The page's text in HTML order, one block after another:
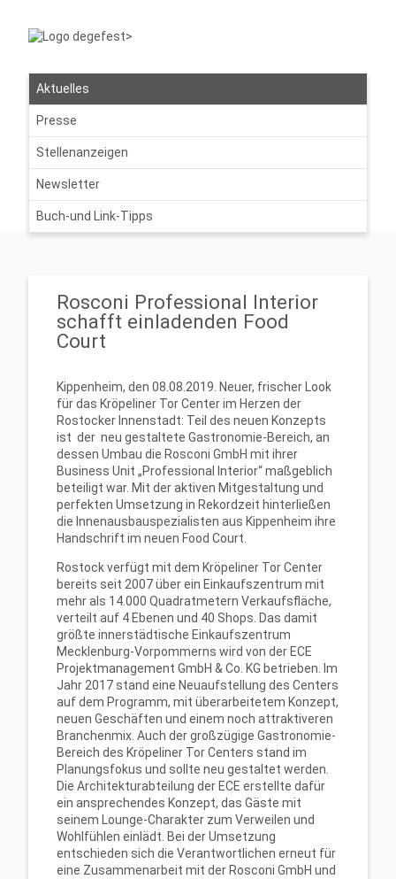
Aktuelles
Presse
Stellenanzeigen
Newsletter
Buch-und Link-Tipps
Rosconi Professional Interior
schafft einladenden Food
Court
Kippenheim, den 08.08.2019. Neuer, frischer Look
für das Kröpeliner Tor Center im Herzen der
Rostocker Innenstadt: Teil des neuen Konzepts
ist der neu gestaltete Gastronomie-Bereich, an
dessen Umbau die Rosconi GmbH mit ihrer
Business Unit „Professional Interior“ maßgeblich
beteiligt war. Mit der aktiven Mitgestaltung und
perfekten Umsetzung in Rekordzeit hinterließen
die Innenausbauspezialisten aus Kippenheim ihre
Handschrift im neuen Food Court.
Rostock verfügt mit dem Kröpeliner Tor Center
bereits seit 2007 über ein Einkaufszentrum mit
mehr als 14.000 Quadratmetern Verkaufsfläche,
verteilt auf 4 Ebenen und 40 Shops. Das damit
größte innerstädtische Einkaufszentrum
Mecklenburg-Vorpommerns wird von der ECE
Projektmanagement GmbH & Co. KG betrieben. Im
Jahr 2017 stand eine Neuaufstellung des Centers
auf dem Programm, mit überarbeitetem Konzept,
neuen Geschäften und einem noch attraktiveren
Branchenmix. Auch der großzügige Gastronomie-
Bereich des Kröpeliner Tor Centers stand im
Planungsfokus und sollte neu gestaltet werden.
Die Architekturabteilung der ECE erstellte dafür
ein ansprechendes Konzept, das Gäste mit
seinem Lounge-Charakter zum Verweilen und
Wohlfühlen einlädt. Bei der Umsetzung
entschieden sich die Verantwortlichen erneut für
eine Zusammenarbeit mit der Rosconi GmbH und